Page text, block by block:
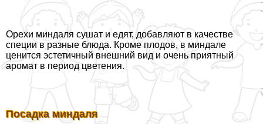
Орехи миндаля сушат и едят, добавляют в качестве
специи в разные блюда. Кроме плодов, в миндале
ценится эстетичный внешний вид и очень приятный
аромат в период цветения.
Посадка миндаля